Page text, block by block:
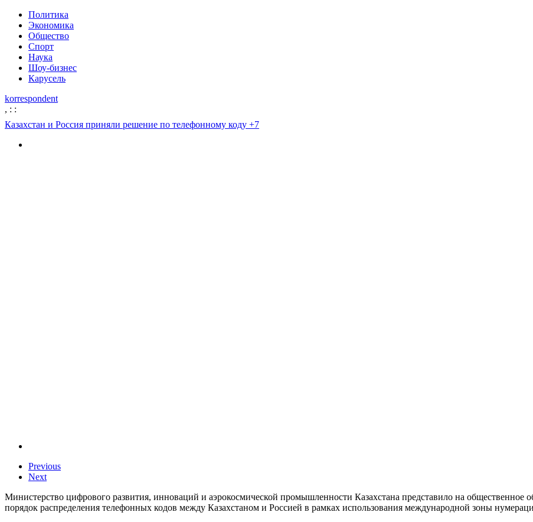
Политика
Экономика
Общество
Спорт
Наука
Шоу-бизнес
Карусель
korrespondent
, : :
Казахстан и Россия приняли решение по телефонному коду +7
Previous
Next
Министерство цифрового развития, инноваций и аэрокосмической промышленности Казахстана представило на общественное
порядок распределения телефонных кодов между Казахстаном и Россией в рамках использования международной зоны